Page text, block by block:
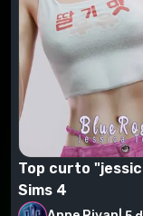
Top curto
Sims 4